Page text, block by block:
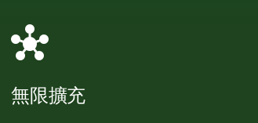
hub
無限擴充